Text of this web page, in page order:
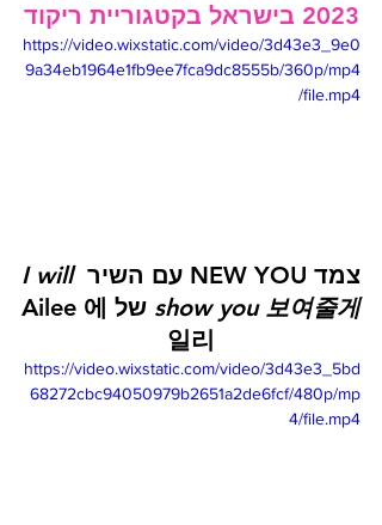
2023 בישראל בקטגוריית ריקוד
https://video.wixstatic.com/video/3d43e3_9e0
9a34eb1964e1fb9ee7fca9dc8555b/360p/mp4
/file.mp4
צמד NEW YOU עם השיר
I will
show you 보여줄게
של Ailee 에
일리
https://video.wixstatic.com/video/3d43e3_5bd
68272cbc94050979b2651a2de6fcf/480p/mp
4/file.mp4